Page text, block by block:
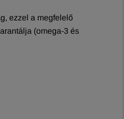
ezzel a megfelelő
(omega-3 és